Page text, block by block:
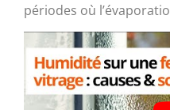
périodes où